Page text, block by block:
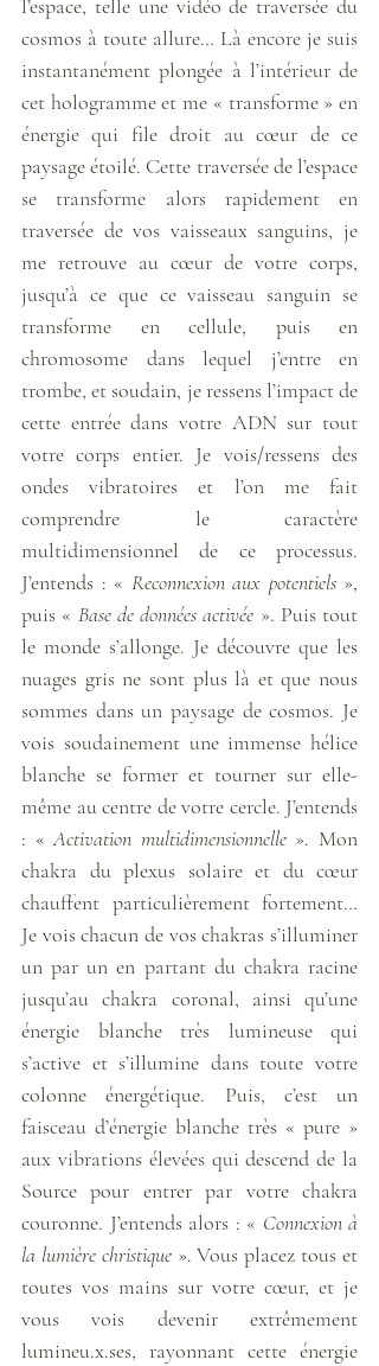
l’espace, telle une vidéo de traversée du
cosmos à toute allure… Là encore je suis
instantanément plongée à l’intérieur de
cet hologramme et me « transforme » en
énergie qui file droit au cœur de ce
paysage étoilé. Cette traversée de l’espace
se transforme alors rapidement en
traversée de vos vaisseaux sanguins, je
me retrouve au cœur de votre corps,
jusqu’à ce que ce vaisseau sanguin se
transforme en cellule, puis en
chromosome dans lequel j’entre en
trombe, et soudain, je ressens l’impact de
cette entrée dans votre ADN sur tout
votre corps entier. Je vois/ressens des
ondes vibratoires et l’on me fait
comprendre le caractère
multidimensionnel de ce processus.
J’entends : « Reconnexion aux potentiels »,
puis « Base de données activée ». Puis tout
le monde s’allonge. Je découvre que les
nuages gris ne sont plus là et que nous
sommes dans un paysage de cosmos. Je
vois soudainement une immense hélice
blanche se former et tourner sur elle-
même au centre de votre cercle. J’entends
: « Activation multidimensionnelle ». Mon
chakra du plexus solaire et du cœur
chauffent particulièrement fortement…
Je vois chacun de vos chakras s’illuminer
un par un en partant du chakra racine
jusqu’au chakra coronal, ainsi qu’une
énergie blanche très lumineuse qui
s’active et s’illumine dans toute votre
colonne énergétique. Puis, c’est un
faisceau d’énergie blanche très « pure »
aux vibrations élevées qui descend de la
Source pour entrer par votre chakra
couronne. J’entends alors : « Connexion à
la lumière christique ». Vous placez tous et
toutes vos mains sur votre cœur, et je
vous vois devenir extrêmement
lumineu.x.ses, rayonnant cette énergie